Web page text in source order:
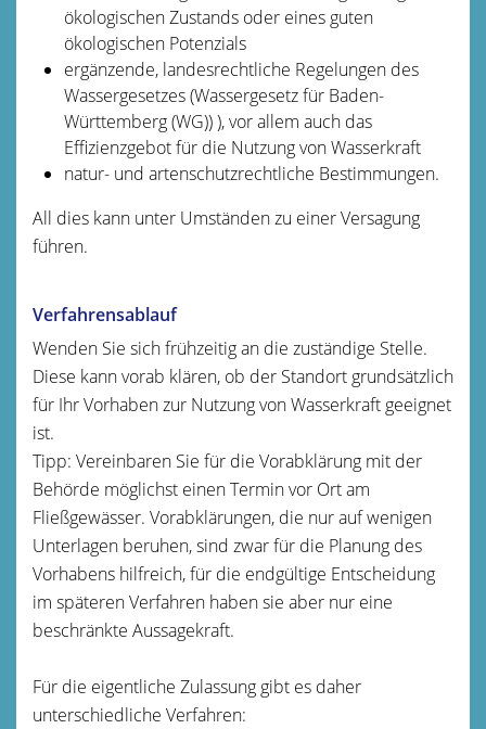
ökologischen Zustands oder eines guten
ökologischen Potenzials
ergänzende, landesrechtliche Regelungen des
Wassergesetzes (Wassergesetz für Baden-
Württemberg (WG)) ), vor allem auch das
Effizienzgebot für die Nutzung von Wasserkraft
natur- und artenschutzrechtliche Bestimmungen.
All dies kann unter Umständen zu einer Versagung
führen.
Verfahrensablauf
Wenden Sie sich frühzeitig an die zuständige Stelle.
Diese kann vorab klären, ob der Standort grundsätzlich
für Ihr Vorhaben zur Nutzung von Wasserkraft geeignet
ist.
Tipp: Vereinbaren Sie für die Vorabklärung mit der
Behörde möglichst einen Termin vor Ort am
Fließgewässer. Vorabklärungen, die nur auf wenigen
Unterlagen beruhen, sind zwar für die Planung des
Vorhabens hilfreich, für die endgültige Entscheidung
im späteren Verfahren haben sie aber nur eine
beschränkte Aussagekraft.
Für die eigentliche Zulassung gibt es daher
unterschiedliche Verfahren: